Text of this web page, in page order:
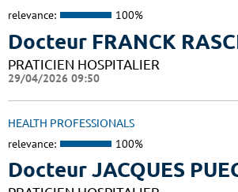
relevance: 100%
Docteur FRANCK
PRATICIEN HOSPITALIER
29/04/2026 09:50
HEALTH PROFESSIONALS
relevance: 100%
Docteur JACQUES